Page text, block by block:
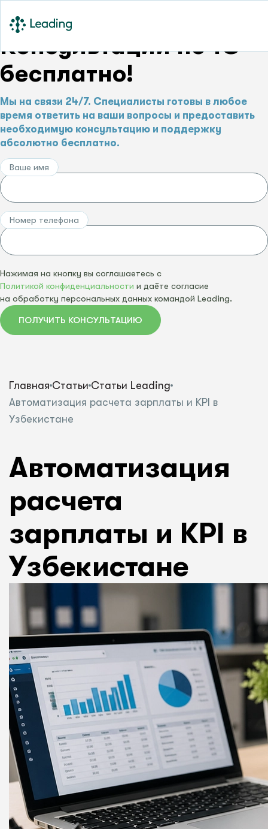
Консультации по 1С –
бесплатно!
Мы на связи 24/7. Специалисты готовы в любое
время ответить на ваши вопросы и предоставить
необходимую консультацию и поддержку
абсолютно бесплатно.
Ваше имя
Номер телефона
Нажимая на кнопку вы соглашаетесь с
Политикой конфиденциальности и даёте согласие
на обработку персональных данных командой Leading.
ПОЛУЧИТЬ КОНСУЛЬТАЦИЮ
Главная Статьи Статьи Leading
Автоматизация расчета зарплаты и KPI в
Узбекистане
Автоматизация
расчета
зарплаты и KPI в
Узбекистане